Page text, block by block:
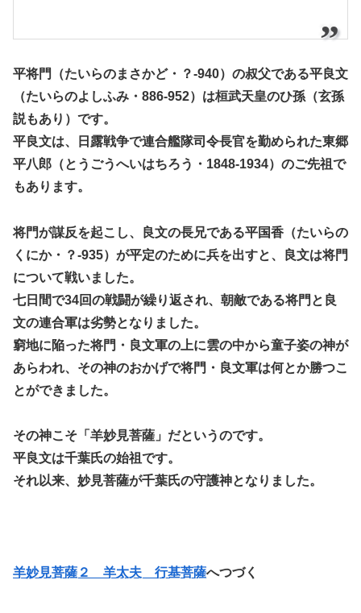
平将門（たいらのまさかど・？-940）の叔父である平良文
（たいらのよしふみ・886-952）は桓武天皇のひ孫（玄孫
説もあり）です。
平良文は、日露戦争で連合艦隊司令長官を勤められた東郷
平八郎（とうごうへいはちろう・1848-1934）のご先祖で
もあります。
将門が謀反を起こし、良文の長兄である平国香（たいらの
くにか・？-935）が平定のために兵を出すと、良文は将門
について戦いました。
七日間で34回の戦闘が繰り返され、朝敵である将門と良
文の連合軍は劣勢となりました。
窮地に陥った将門・良文軍の上に雲の中から童子姿の神が
あらわれ、その神のおかげで将門・良文軍は何とか勝つこ
とができました。
その神こそ「羊妙見菩薩」だというのです。
平良文は千葉氏の始祖です。
それ以来、妙見菩薩が千葉氏の守護神となりました。
羊妙見菩薩２ 羊太夫 行基菩薩へつづく